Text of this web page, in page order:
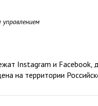
Instagram и Facebook,
на территории